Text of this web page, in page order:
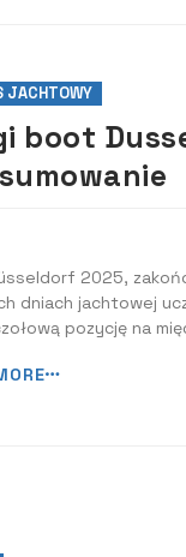
JACHTOWY
boot
2025,
dniach jachtowej
pozycję na
kompleksowy